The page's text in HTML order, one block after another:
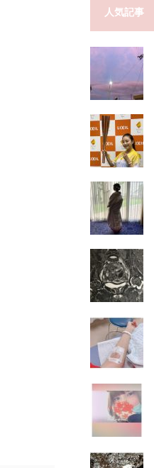
人気記事